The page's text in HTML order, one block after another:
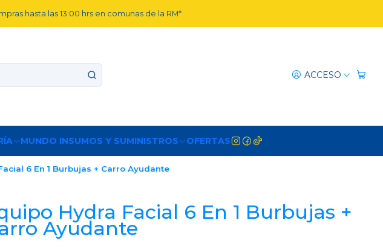
ACCESO
MUNDO INSUMOS Y SUMINISTROS OFERTAS
hasta las 13:00 hrs en comunas de la RM*
6 En 1 Burbujas + Carro Ayudante
Hydra Facial 6 En 1 Burbujas +
Ayudante